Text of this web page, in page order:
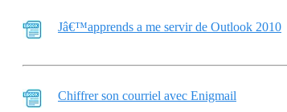
Jâ€™apprends a me servir de Outlook 2010
Chiffrer son courriel avec Enigmail